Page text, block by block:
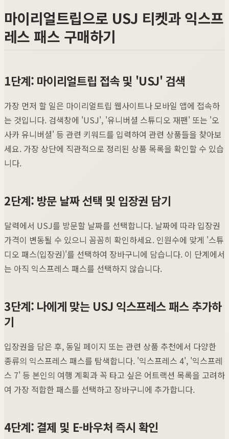
마이리얼트립으로 USJ 티켓과 익스프
레스 패스 구매하기
1단계: 마이리얼트립 접속 및 'USJ' 검색
가장 먼저 할 일은 마이리얼트립 웹사이트나 모바일 앱에 접속하
는 것입니다. 검색창에 'USJ', '유니버셜 스튜디오 재팬' 또는 '오
사카 유니버셜' 등 관련 키워드를 입력하여 관련 상품들을 찾아보
세요. 가장 상단에 직관적으로 정리된 상품 목록을 확인할 수 있습
니다.
2단계: 방문 날짜 선택 및 입장권 담기
달력에서 USJ를 방문할 날짜를 선택합니다. 날짜에 따라 입장권
가격이 변동될 수 있으니 꼼꼼히 확인하세요. 인원수에 맞게 '스튜
디오 패스(입장권)'를 선택하여 장바구니에 담습니다. 이 단계에서
는 아직 익스프레스 패스를 선택하지 않습니다.
3단계: 나에게 맞는 USJ 익스프레스 패스 추가하
기
입장권을 담은 후, 동일 페이지 또는 관련 상품 추천에서 다양한
종류의 익스프레스 패스를 탐색합니다. '익스프레스 4', '익스프레
스 7' 등 본인의 여행 계획과 꼭 타고 싶은 어트랙션 목록을 고려하
여 가장 적합한 패스를 선택하고 장바구니에 추가합니다.
4단계: 결제 및 E-바우처 즉시 확인